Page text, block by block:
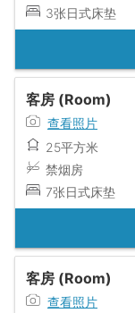
3张日式床垫
客房 (Room)
查看照片
25平方米
禁烟房
7张日式床垫
客房 (Room)
查看照片